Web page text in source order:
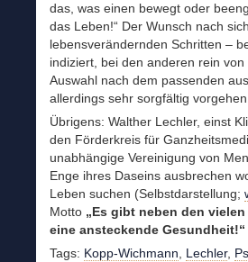
das, was einen bewegt oder
das Leben!“ Der Wunsch nach
lebensverändernden Schritten –
indiziert, bei den anderen rein
Auswahl nach dem passenden
allerdings sehr sorgfältig
Übrigens: Walther Lechler, einst
den Förderkreis für
unabhängige Vereinigung von
Enge ihres Daseins ausbrechen
Leben suchen (Selbstdarstellung;
Motto „Es gibt neben den
eine ansteckende Gesundheit!“
Tags: Kopp-Wichmann, Lechler,